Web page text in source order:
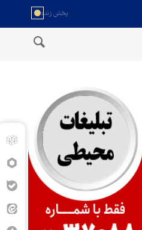
عربستان را با موشک بالستیک